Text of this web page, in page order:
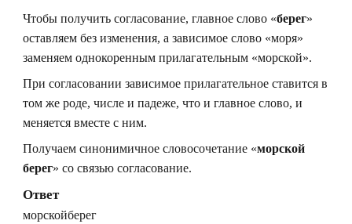
Чтобы получить согласование, главное слово «берег»
оставляем без изменения, а зависимое слово «моря»
заменяем однокоренным прилагательным «морской».
При согласовании зависимое прилагательное ставится в
том же роде, числе и падеже, что и главное слово, и
меняется вместе с ним.
Получаем синонимичное словосочетание «морской
берег» со связью согласование.
Ответ
морскойберег